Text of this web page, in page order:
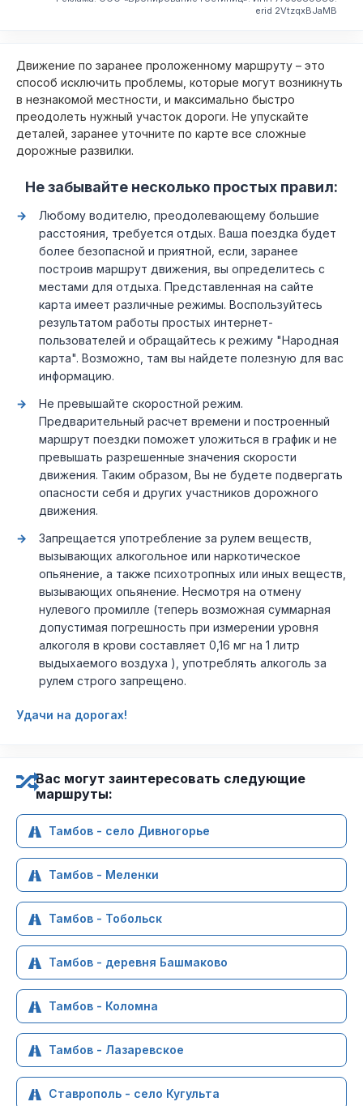
erid 2VtzqxBJaMB
Движение по заранее проложенному маршруту – это
способ исключить проблемы, которые могут возникнуть
в незнакомой местности, и максимально быстро
преодолеть нужный участок дороги. Не упускайте
деталей, заранее уточните по карте все сложные
дорожные развилки.
Не забывайте несколько простых правил:
Любому водителю, преодолевающему большие
расстояния, требуется отдых. Ваша поездка будет
более безопасной и приятной, если, заранее
построив маршрут движения, вы определитесь с
местами для отдыха. Представленная на сайте
карта имеет различные режимы. Воспользуйтесь
результатом работы простых интернет-
пользователей и обращайтесь к режиму "Народная
карта". Возможно, там вы найдете полезную для вас
информацию.
Не превышайте скоростной режим.
Предварительный расчет времени и построенный
маршрут поездки поможет уложиться в график и не
превышать разрешенные значения скорости
движения. Таким образом, Вы не будете подвергать
опасности себя и других участников дорожного
движения.
Запрещается употребление за рулем веществ,
вызывающих алкогольное или наркотическое
опьянение, а также психотропных или иных веществ,
вызывающих опьянение. Несмотря на отмену
нулевого промилле (теперь возможная суммарная
допустимая погрешность при измерении уровня
алкоголя в крови составляет 0,16 мг на 1 литр
выдыхаемого воздуха ), употреблять алкоголь за
рулем строго запрещено.
Удачи на дорогах!
Вас могут заинтересовать следующие
маршруты:
Тамбов - село Дивногорье
Тамбов - Меленки
Тамбов - Тобольск
Тамбов - деревня Башмаково
Тамбов - Коломна
Тамбов - Лазаревское
Ставрополь - село Кугульта